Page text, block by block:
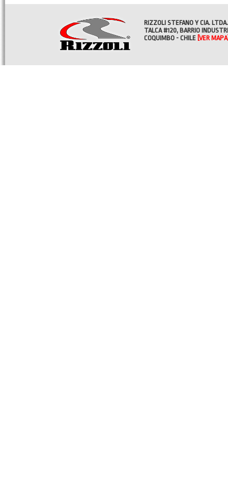
RIZZOLI STEFANO Y CIA. LTDA.
TALCA #120, BARRIO
COQUIMBO - CHILE [VER